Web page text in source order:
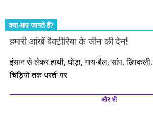
क्या आप जानते हैं?
हमारी आंखें बैक्टीरिया के जीन की देन!
इंसान से लेकर हाथी, घोड़ा, गाय-बैल, सांप,
चिड़ियों तक धरती पर
और भी